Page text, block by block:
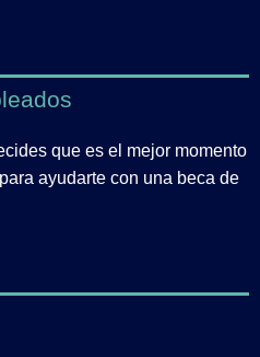
que es el mejor momento
ayudarte con una beca de